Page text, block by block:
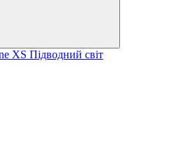
XS Підводний світ